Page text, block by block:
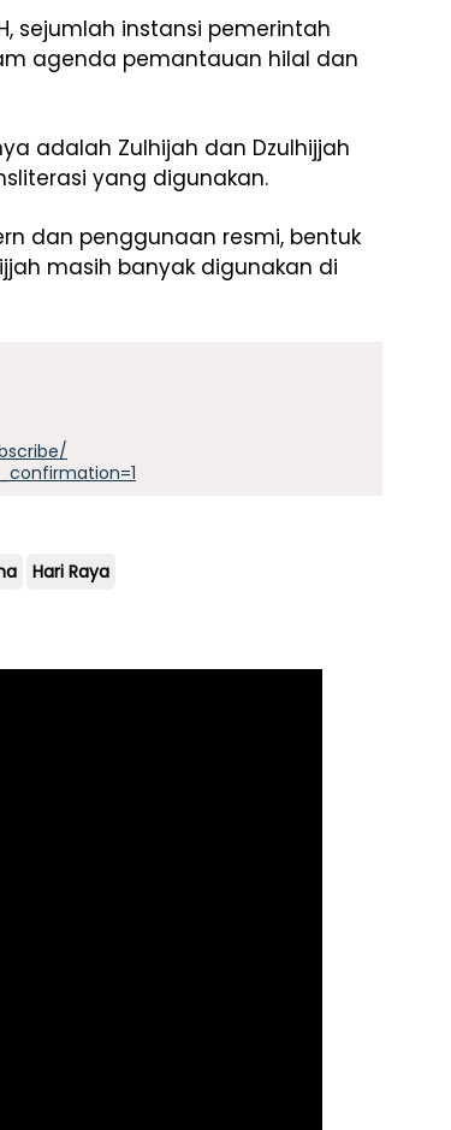
sejumlah instansi pemerintah
agenda pemantauan hilal dan
adalah Zulhijah dan Dzulhijjah
yang digunakan.
dan penggunaan resmi, bentuk
masih banyak digunakan di
Hari Raya